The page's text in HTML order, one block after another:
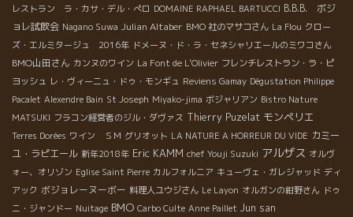
レストラン ラ・カサ・デル・ぺロ DOMAINE RAPHAEL BARTUCCI B.B.B. ボジ
ョレ試飲会 Nagano Suwa Julian Altaber BMO 社のマサコさん La Flou クロー
ズ・エルミタージュ 2016年 ドメーヌ・ド・ラ・セネシャリエールのミワコさん
BMO山田さん カンヌのワイン La Font de L'Olivier フレンチレストラン・ラ・ピ
ヨッシュ レ・ヴィーニュ・ドゥ・モンギュ Reviens Gamay Dégustation Philippe
Pacalet Alexendre Bain St Joseph Miyako-jima ボジャリアン Bistro Nature
MATSUKI フラコン経営者のジル・ダヴァス Thierry Puzelat モンペリエ
Terres Dorées ワイン ＳＭ グリオット LA NATURE A HORREUR DU VIDE カミー
ユ・ラピエール 新年2018年 Eric KAMM chef Youji Suzuki アルザス オルヴ
ォー、オリゾン Eglise Saint Pierre カルフォルニア キューヴェ・ガレジャッド ディ
アック ボジョレーヌーボー 料理人ユウジさん Le Layon オルガンの紺野さん ドゥ
ニ・ジャンドー Nuitage BMO Carbo Culte Anne Paillet Jun san